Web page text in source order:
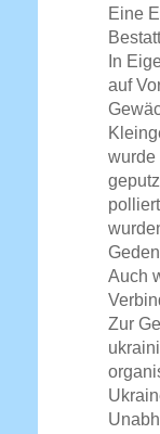
Eine
In
auf
wurde
Auch
Zur